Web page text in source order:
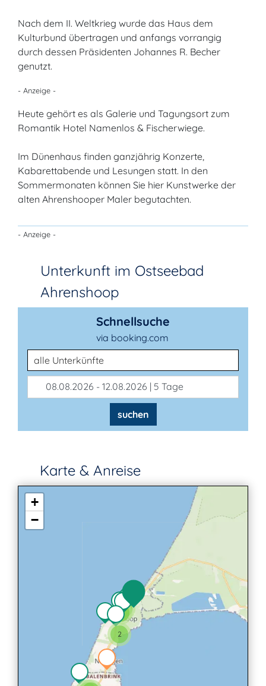
Nach dem II. Weltkrieg wurde das Haus dem
Kulturbund übertragen und anfangs vorrangig
durch dessen Präsidenten Johannes R. Becher
genutzt.
- Anzeige -
Heute gehört es als Galerie und Tagungsort zum
Romantik Hotel Namenlos & Fischerwiege.
Im Dünenhaus finden ganzjährig Konzerte,
Kabarettabende und Lesungen statt. In den
Sommermonaten können Sie hier Kunstwerke der
alten Ahrenshooper Maler begutachten.
- Anzeige -
Unterkunft im Ostseebad
Ahrenshoop
Schnellsuche
via booking.com
Unterkunftsart
08.08.2026 - 12.08.2026 | 5 Tage
suchen
Karte & Anreise
2
23
+
−